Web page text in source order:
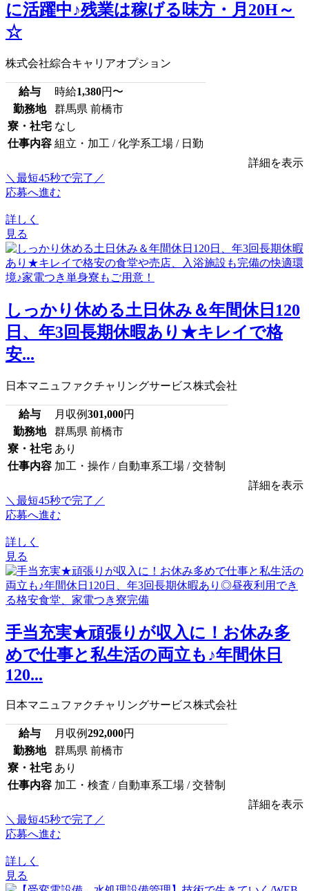
に活躍中♪残業は稼げる味方・月20H～
☆
株式会社綜合キャリアオプション
給与 時給1,380円〜
勤務地
群馬県 前橋市
寮・社宅 なし
仕事内容 組立・加工 / 化学系工場 / 日勤
詳細を表示
＼最短45秒で完了／
応募へ進む
詳しく
見る
しっかり休める土日休み＆年間休日120
日、年3回長期休暇あり★キレイで格
安...
日本マニュファクチャリングサービス株式会社
給与 月収例301,000円
勤務地
群馬県 前橋市
寮・社宅 あり
仕事内容 加工・操作 / 自動車系工場 / 交替制
詳細を表示
＼最短45秒で完了／
応募へ進む
詳しく
見る
手当充実★頑張りが収入に！お休み多
めで仕事と私生活の両立も♪年間休日
120...
日本マニュファクチャリングサービス株式会社
給与 月収例292,000円
勤務地
群馬県 前橋市
寮・社宅 あり
仕事内容 加工・検査 / 自動車系工場 / 交替制
詳細を表示
＼最短45秒で完了／
応募へ進む
詳しく
見る